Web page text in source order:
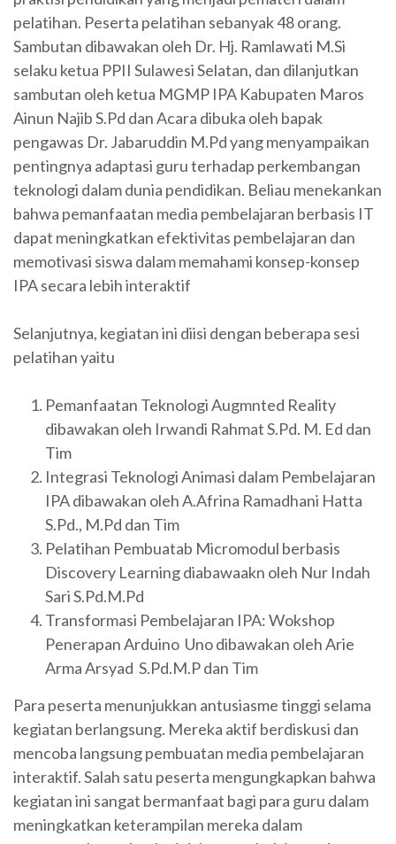
pelatihan. Peserta pelatihan sebanyak 48 orang.
Sambutan dibawakan oleh Dr. Hj. Ramlawati M.Si
selaku ketua PPII Sulawesi Selatan, dan dilanjutkan
sambutan oleh ketua MGMP IPA Kabupaten Maros
Ainun Najib S.Pd dan Acara dibuka oleh bapak
pengawas Dr. Jabaruddin M.Pd yang menyampaikan
pentingnya adaptasi guru terhadap perkembangan
teknologi dalam dunia pendidikan. Beliau menekankan
bahwa pemanfaatan media pembelajaran berbasis IT
dapat meningkatkan efektivitas pembelajaran dan
memotivasi siswa dalam memahami konsep-konsep
IPA secara lebih interaktif
Selanjutnya, kegiatan ini diisi dengan beberapa sesi
pelatihan yaitu
Pemanfaatan Teknologi Augmnted Reality
dibawakan oleh Irwandi Rahmat S.Pd. M. Ed dan
Tim
Integrasi Teknologi Animasi dalam Pembelajaran
IPA dibawakan oleh A.Afrina Ramadhani Hatta
S.Pd., M.Pd dan Tim
Pelatihan Pembuatab Micromodul berbasis
Discovery Learning diabawaakn oleh Nur Indah
Sari S.Pd.M.Pd
Transformasi Pembelajaran IPA: Wokshop
Penerapan Arduino Uno dibawakan oleh Arie
Arma Arsyad S.Pd.M.P dan Tim
Para peserta menunjukkan antusiasme tinggi selama
kegiatan berlangsung. Mereka aktif berdiskusi dan
mencoba langsung pembuatan media pembelajaran
interaktif. Salah satu peserta mengungkapkan bahwa
kegiatan ini sangat bermanfaat bagi para guru dalam
meningkatkan keterampilan mereka dalam